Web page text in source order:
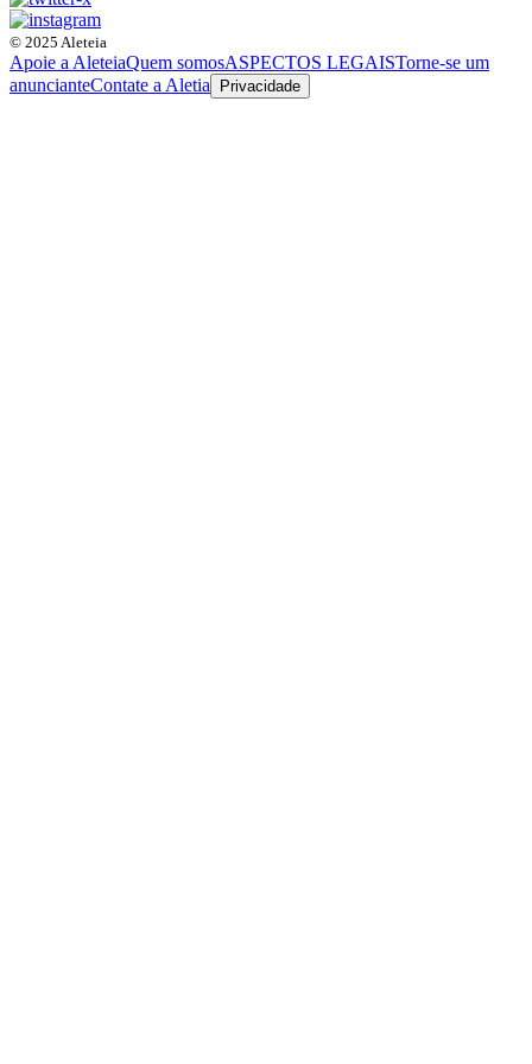
© 2025 Aleteia
Apoie a AleteiaQuem somosASPECTOS LEGAISTorne-se um
anuncianteContate a Aletia Privacidade